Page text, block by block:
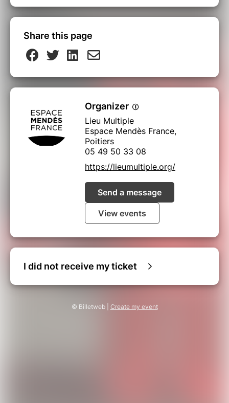
Share this page
Organizer
Lieu Multiple
Espace Mendès France,
Poitiers
05 49 50 33 08
https://lieumultiple.org/
Send a message
View events
I did not receive my ticket
© Billetweb | Create my event